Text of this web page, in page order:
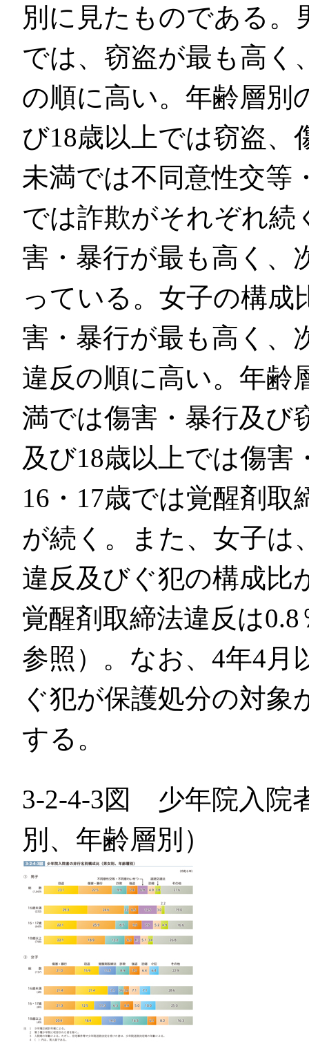
別に見たものである。
では、窃盗が最も高く
の順に高い。年齢層別
び18歳以上では窃盗、
未満では不同意性交等
では詐欺がそれぞれ続
害・暴行が最も高く、
っている。女子の構成
害・暴行が最も高く、
違反の順に高い。年齢
満では傷害・暴行及び
及び18歳以上では傷害
16・17歳では覚醒剤取
が続く。また、女子は
違反及びぐ犯の構成比
覚醒剤取締法違反は
参照）。なお、4年4月
ぐ犯が保護処分の対
する。
3-2-4-3図 少年院入院
別、年齢層別）